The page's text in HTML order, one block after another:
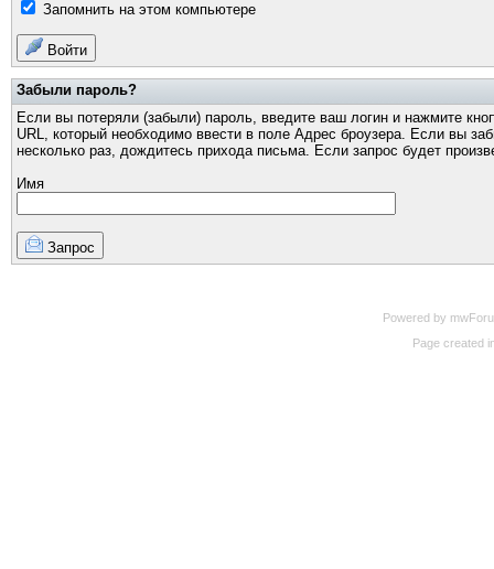
Запомнить на этом компьютере
Войти
Забыли пароль?
Если вы потеряли (забыли) пароль, введите ваш логин и нажмите
URL, который необходимо ввести в поле Адрес броузера. Если вы
несколько раз, дождитесь прихода письма. Если запрос будет
Имя
Запрос
Powered by
Page created